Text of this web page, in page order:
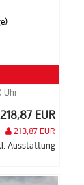
Uhr
218,87 EUR
213,87 EUR
Ausstattung